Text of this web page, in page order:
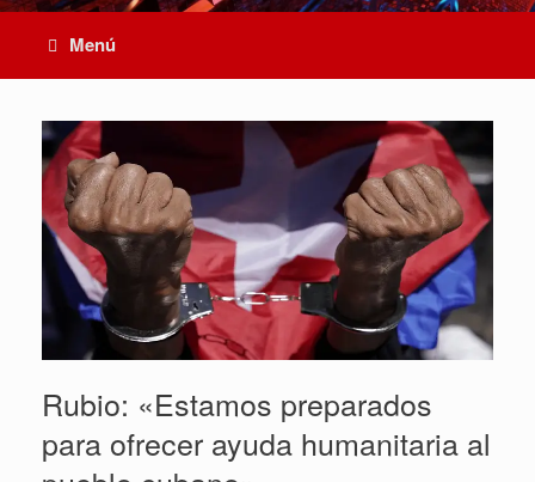
Menú
Rubio: «Estamos preparados
para ofrecer ayuda humanitaria al